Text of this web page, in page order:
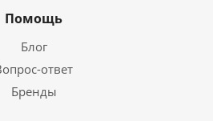
Помощь
Блог
ответ
Бренды